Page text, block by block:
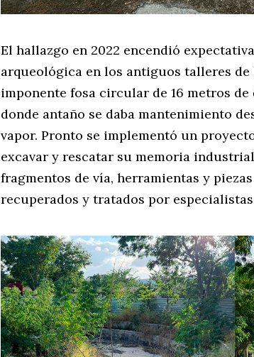
El hallazgo en 2022 encendió
arqueológica en los antiguos talleres
imponente fosa circular de 16 metros
donde antaño se daba mantenimiento
vapor. Pronto se implementó un
excavar y rescatar su memoria
fragmentos de vía, herramientas y
recuperados y tratados por